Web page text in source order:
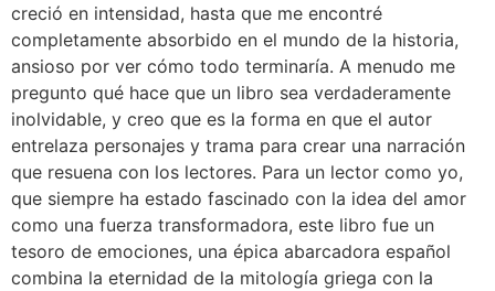
creció en intensidad, hasta que me encontré
completamente absorbido en el mundo de la historia,
ansioso por ver cómo todo terminaría. A menudo me
pregunto qué hace que un libro sea verdaderamente
inolvidable, y creo que es la forma en que el autor
entrelaza personajes y trama para crear una narración
que resuena con los lectores. Para un lector como yo,
que siempre ha estado fascinado con la idea del amor
como una fuerza transformadora, este libro fue un
tesoro de emociones, una épica abarcadora español
combina la eternidad de la mitología griega con la